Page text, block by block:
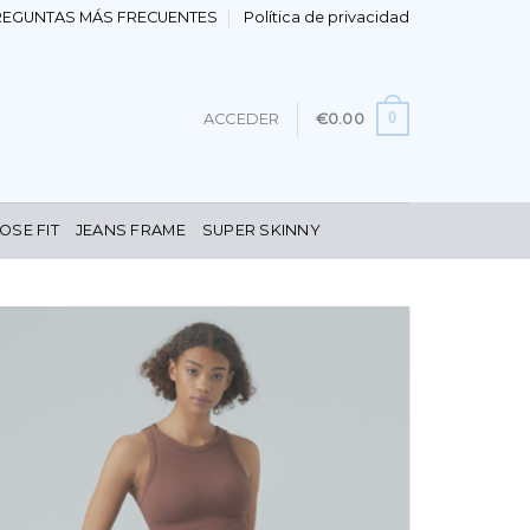
MÁS FRECUENTES Política de privacidad
ACCEDER €0.00 0
FIT JEANS FRAME SUPER SKINNY